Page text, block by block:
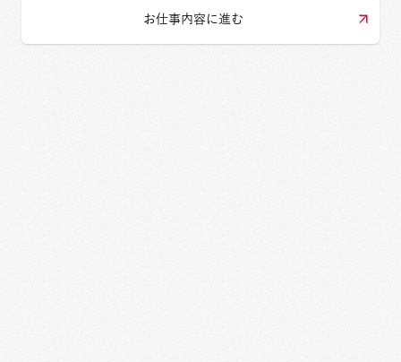
お仕事内容に進む